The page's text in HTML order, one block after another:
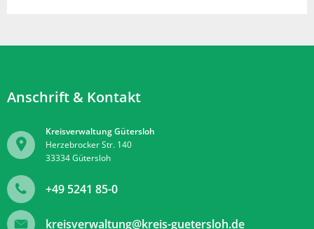
Anschrift & Kontakt
Kreisverwaltung Gütersloh
Herzebrocker Str. 140
33334Gütersloh
+49 5241 85-0
kreisverwaltung@kreis-guetersloh.de